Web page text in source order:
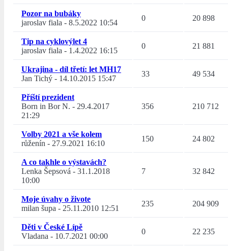
Pozor na bubáky
jaroslav fiala - 8.5.2022 10:54
0 20 898
Tip na cyklovýlet 4
jaroslav fiala - 1.4.2022 16:15
0 21 881
Ukrajina - díl třetí: let MH17
Jan Tichý - 14.10.2015 15:47
33 49 534
Příští prezident
Born in Bor N. - 29.4.2017
21:29
356 210 712
Volby 2021 a vše kolem
růženín - 27.9.2021 16:10
150 24 802
A co takhle o výstavách?
Lenka Šepsová - 31.1.2018
10:00
7 32 842
Moje úvahy o živote
milan šupa - 25.11.2010 12:51
235 204 909
Děti v České Lípě
Vladana - 10.7.2021 00:00
0 22 235